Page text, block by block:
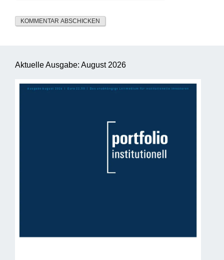
Aktuelle Ausgabe: August 2026